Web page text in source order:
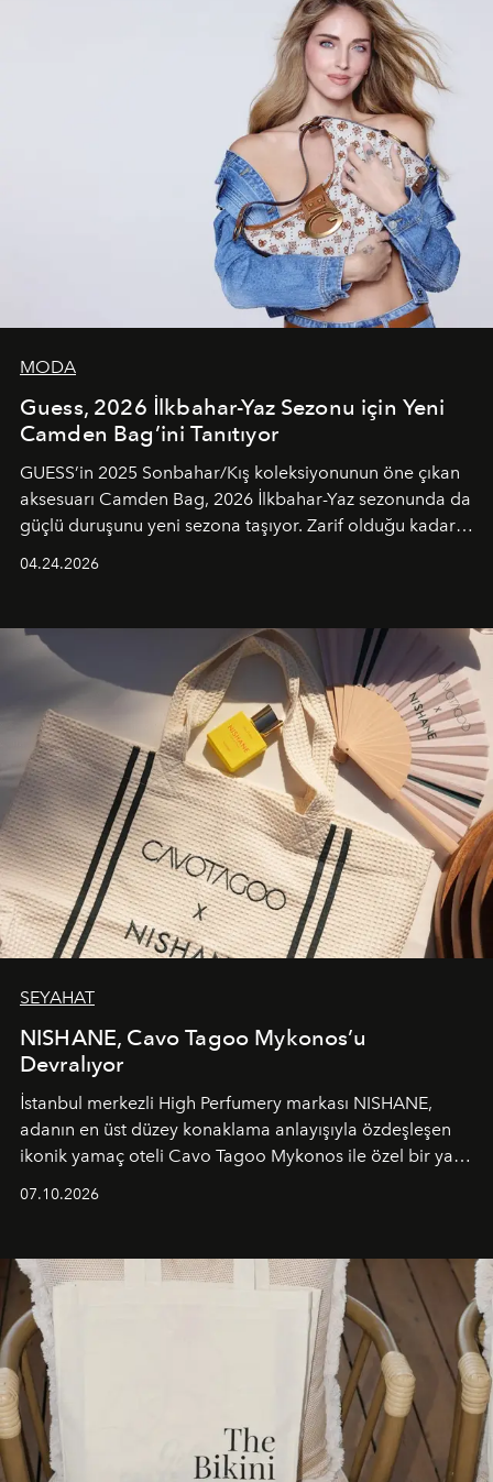
MODA
Guess, 2026 İlkbahar-Yaz Sezonu için Yeni
Camden Bag’ini Tanıtıyor
GUESS’in 2025 Sonbahar/Kış koleksiyonunun öne çıkan
aksesuarı Camden Bag, 2026 İlkbahar-Yaz sezonunda da
güçlü duruşunu yeni sezona taşıyor. Zarif olduğu kadar
04.24.2026
SEYAHAT
NISHANE, Cavo Tagoo Mykonos’u
Devralıyor
İstanbul merkezli High Perfumery markası NISHANE,
adanın en üst düzey konaklama anlayışıyla özdeşleşen
ikonik yamaç oteli Cavo Tagoo Mykonos ile özel bir yaz
buluşturarak markanın Cavo Tagoo’daki varlığını
sürükleyici ve mevsime özel bir deneyime dönüştürüyor.
07.10.2026